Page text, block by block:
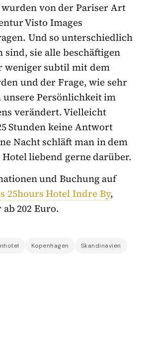
wurden von der Pariser Art
Visto Images
Und so unterschiedlich
sind, sie alle beschäftigen
weniger subtil mit dem
und der Frage, wie sehr
unsere Persönlichkeit im
verändert. Vielleicht
Stunden keine Antwort
Nacht schläft man in dem
liebend gerne darüber.
und Buchung auf
25hours Hotel Indre By,
202 Euro.
Kopenhagen
Skandinavien